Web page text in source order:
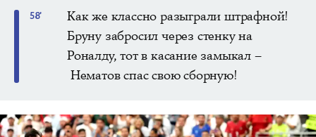
58'
Как же классно разыграли штрафной!
Бруну забросил через стенку на
Роналду, тот в касание замыкал –
Нематов спас свою сборную!